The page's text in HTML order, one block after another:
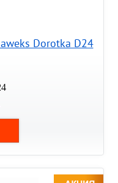
Dorotka D24